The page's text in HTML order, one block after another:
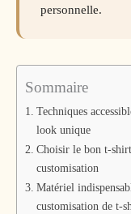
personnelle.
Sommaire
Techniques
look unique
Choisir le bon t-
customisation
Matériel
customisation de t-